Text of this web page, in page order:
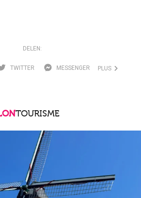
DELEN:
TWITTER MESSENGER PLUS
TOURISME